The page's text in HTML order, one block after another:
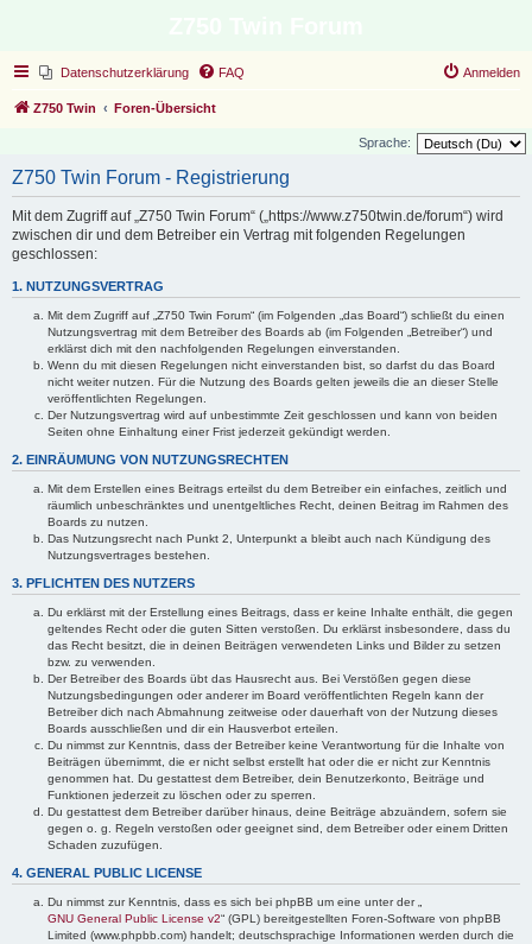
Datenschutzerklärung FAQ Anmelden
Z750 Twin Foren-Übersicht
Sprache:
Z750 Twin Forum - Registrierung
Mit dem Zugriff auf „Z750 Twin Forum“ („https://www.z750twin.de/forum“) wird
zwischen dir und dem Betreiber ein Vertrag mit folgenden Regelungen
geschlossen:
1. NUTZUNGSVERTRAG
Mit dem Zugriff auf „Z750 Twin Forum“ (im Folgenden „das Board“) schließt du einen
Nutzungsvertrag mit dem Betreiber des Boards ab (im Folgenden „Betreiber“) und
erklärst dich mit den nachfolgenden Regelungen einverstanden.
Wenn du mit diesen Regelungen nicht einverstanden bist, so darfst du das Board
nicht weiter nutzen. Für die Nutzung des Boards gelten jeweils die an dieser Stelle
veröffentlichten Regelungen.
Der Nutzungsvertrag wird auf unbestimmte Zeit geschlossen und kann von beiden
Seiten ohne Einhaltung einer Frist jederzeit gekündigt werden.
2. EINRÄUMUNG VON NUTZUNGSRECHTEN
Mit dem Erstellen eines Beitrags erteilst du dem Betreiber ein einfaches, zeitlich und
räumlich unbeschränktes und unentgeltliches Recht, deinen Beitrag im Rahmen des
Boards zu nutzen.
Das Nutzungsrecht nach Punkt 2, Unterpunkt a bleibt auch nach Kündigung des
Nutzungsvertrages bestehen.
3. PFLICHTEN DES NUTZERS
Du erklärst mit der Erstellung eines Beitrags, dass er keine Inhalte enthält, die gegen
geltendes Recht oder die guten Sitten verstoßen. Du erklärst insbesondere, dass du
das Recht besitzt, die in deinen Beiträgen verwendeten Links und Bilder zu setzen
bzw. zu verwenden.
Der Betreiber des Boards übt das Hausrecht aus. Bei Verstößen gegen diese
Nutzungsbedingungen oder anderer im Board veröffentlichten Regeln kann der
Betreiber dich nach Abmahnung zeitweise oder dauerhaft von der Nutzung dieses
Boards ausschließen und dir ein Hausverbot erteilen.
Du nimmst zur Kenntnis, dass der Betreiber keine Verantwortung für die Inhalte von
Beiträgen übernimmt, die er nicht selbst erstellt hat oder die er nicht zur Kenntnis
genommen hat. Du gestattest dem Betreiber, dein Benutzerkonto, Beiträge und
Funktionen jederzeit zu löschen oder zu sperren.
Du gestattest dem Betreiber darüber hinaus, deine Beiträge abzuändern, sofern sie
gegen o. g. Regeln verstoßen oder geeignet sind, dem Betreiber oder einem Dritten
Schaden zuzufügen.
4. GENERAL PUBLIC LICENSE
Du nimmst zur Kenntnis, dass es sich bei phpBB um eine unter der „
GNU General Public License v2“ (GPL) bereitgestellten Foren-Software von phpBB
Limited (www.phpbb.com) handelt; deutschsprachige Informationen werden durch die